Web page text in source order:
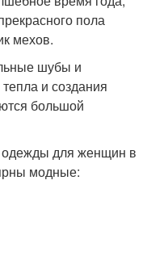
пола
мехов.
шубы и
и создания
большой
для женщин в
модные: